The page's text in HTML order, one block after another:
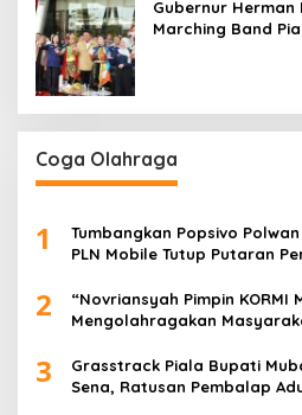
Gubernur Herman
Marching Band
Coga Olahraga
1
Tumbangkan Popsivo
PLN Mobile Tutup Putaran
2
“Novriansyah Pimpin KORMI
Mengolahragakan
3
Grasstrack Piala Bupati
Sena, Ratusan Pembalap